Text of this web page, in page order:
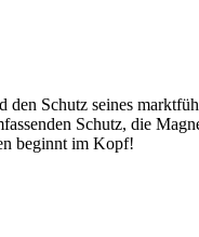
Schutz seines
Schutz, die
beginnt im Kopf!